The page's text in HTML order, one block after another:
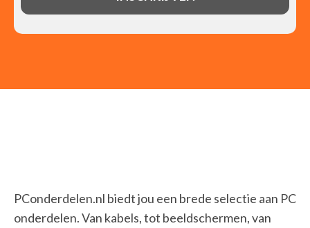
PConderdelen.nl biedt jou een brede selectie aan PC
onderdelen. Van kabels, tot beeldschermen, van